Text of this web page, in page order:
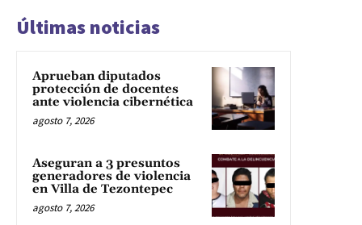
Últimas noticias
Aprueban diputados
protección de docentes
ante violencia cibernética
agosto 7, 2026
Aseguran a 3 presuntos
generadores de violencia
en Villa de Tezontepec
agosto 7, 2026